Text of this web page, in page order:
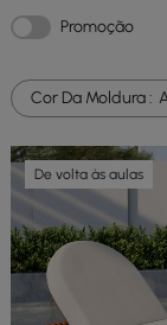
Promoção
Cor Da Moldura :
De volta às aulas